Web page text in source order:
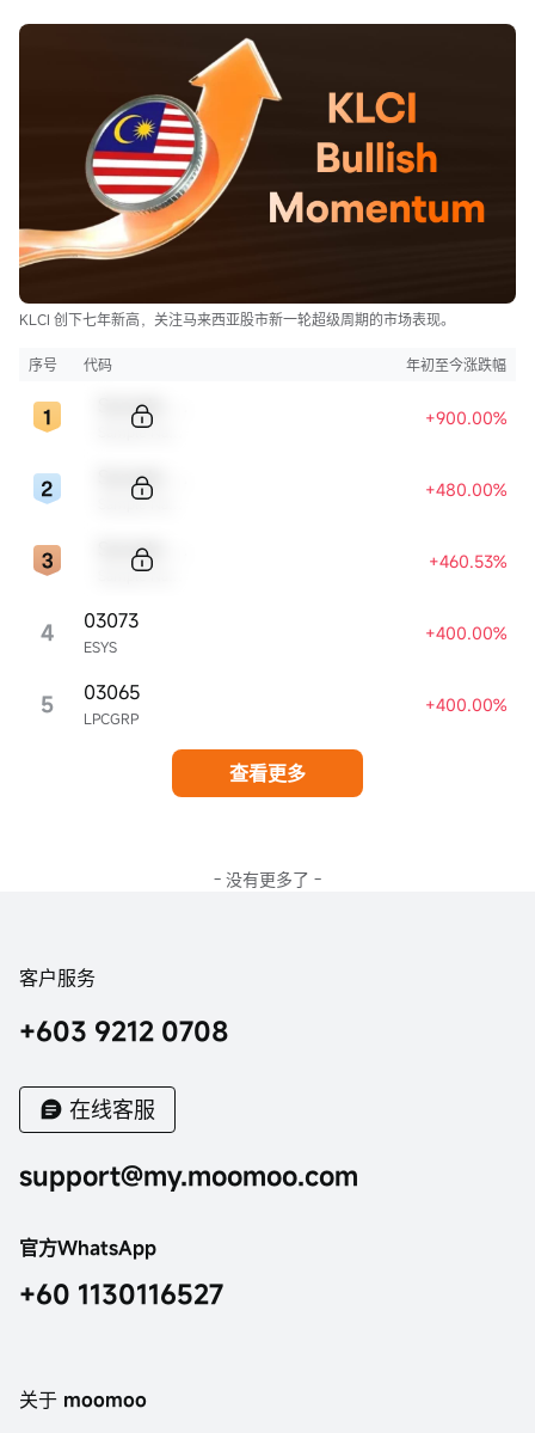
KLCI 创下七年新高，关注马来西亚股市新一轮超级周期的市场表现。
序号 代码 年初至今涨跌幅
+900.00%
+480.00%
+460.53%
4 ESYS
03073 +400.00%
5 LPCGRP
03065 +400.00%
查看更多
- 没有更多了 -
客户服务
+603 9212 0708
在线客服
support@my.moomoo.com
官方WhatsApp
+60 1130116527
关于 moomoo